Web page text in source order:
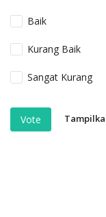
Baik
Kurang Baik
Sangat Kurang
Vote